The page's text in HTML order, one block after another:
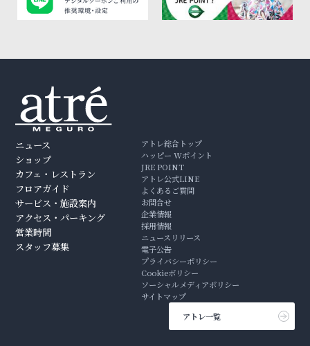
ニュース
ショップ
カフェ・レストラン
フロアガイド
サービス・施設案内
アクセス・パーキング
営業時間
スタッフ募集
アトレ総合トップ
ハッピー Wポイント
JRE POINT
アトレ公式LINE
よくあるご質問
お問合せ
企業情報
採用情報
ニュースリリース
電子公告
プライバシーポリシー
Cookieポリシー
ソーシャルメディアポリシー
サイトマップ
アトレ一覧